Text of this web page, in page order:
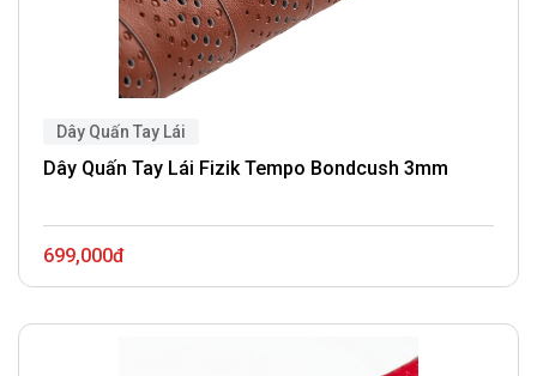
Dây Quấn Tay Lái
Dây Quấn Tay Lái Fizik Tempo Bondcush 3mm
699,000đ